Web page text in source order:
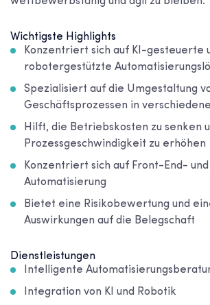
Wichtigste Highlights
Konzentriert sich auf KI-gesteuerte
robotergestützte
Spezialisiert auf die Umgestaltung
Geschäftsprozessen in
Hilft, die Betriebskosten zu senken
Prozessgeschwindigkeit zu erhöhen
Konzentriert sich auf Front-End-
Automatisierung
Bietet eine Risikobewertung und
Auswirkungen auf die Belegschaft
Dienstleistungen
Intelligente
Integration von KI und Robotik